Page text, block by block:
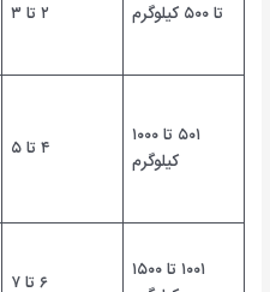
تا ۵۰۰ کیلوگرم ۲ تا ۳
۵۰۱ تا ۱۰۰۰
کیلوگرم
۴ تا ۵
۱۰۰۱ تا ۱۵۰۰
۶ تا ۷